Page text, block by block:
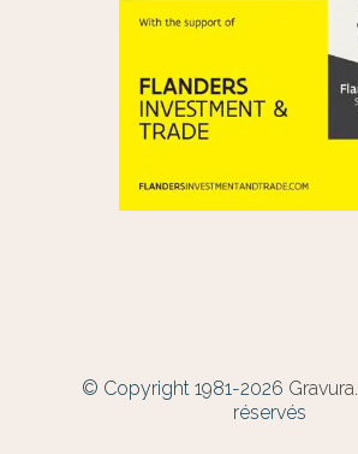
© Copyright 1981-2026 Gravura.
réservés